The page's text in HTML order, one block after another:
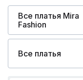
Все платья Mira
Fashion
Все платья